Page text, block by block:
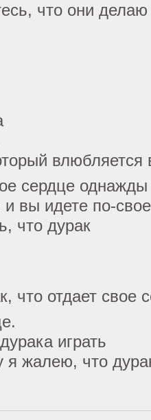
что они делаю
влюбляется
сердце однажды
и вы идете по-
что дурак
что отдает свое
играть
я жалею, что